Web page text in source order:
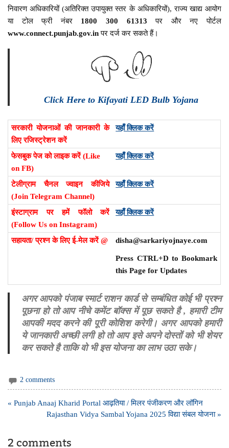
निवारण अधिकारियों (अतिरिक्त उपायुक्त स्तर के अधिकारियों), राज्य खाद्य आयोग
या टोल फ्री नंबर 1800 300 61313 पर और नए पोर्टल
www.connect.punjab.gov.inपर दर्ज कर सकते हैं।
Click Here to Kifayati LED Bulb Yojana
सरकारी योजनाओं की जानकारी के
लिए रजिस्ट्रेशन करें
यहाँ क्लिक करें
फेसबुक पेज को लाइक करें (Like
on FB)
यहाँ क्लिक करें
टेलीग्राम चैनल ज्वाइन कीजिये
(Join Telegram Channel)
यहाँ क्लिक करें
इंस्टाग्राम पर हमें फॉलो करें
(Follow Us on Instagram)
यहाँ क्लिक करें
सहायता/ प्रश्न के लिए ई-मेल करें @ disha@sarkariyojnaye.com
Press CTRL+D to Bookmark
this Page for Updates
अगर आपको पंजाब स्मार्ट राशन कार्ड से सम्बंधित कोई भी प्रश्न
पूछना हो तो आप नीचे कमेंट बॉक्स में पूछ सकते है , हमारी टीम
आपकी मदद करने की पूरी कोशिश करेगी। अगर आपको हमारी
ये जानकारी अच्छी लगी हो तो आप इसे अपने दोस्तों को भी शेयर
कर सकते है ताकि वो भी इस योजना का लाभ उठा सके।
2 comments
Post
« Punjab Anaaj Kharid Portal आढ़तिया / मिलर पंजीकरण और लॉगिन
Rajasthan Vidya Sambal Yojana 2025 विद्या संबल योजना »
2 comments